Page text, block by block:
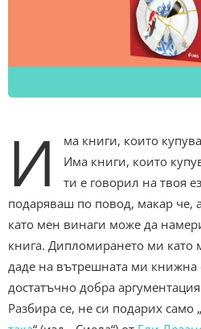
И
ма книги, които
Има книги, които
ти е говорил на твоя
подаряваш по повод, макар че,
като мен винаги може да
книга. Дипломирането ми като
даде на вътрешната ми книжна
достатъчно добра
Разбира се, не си подарих само „